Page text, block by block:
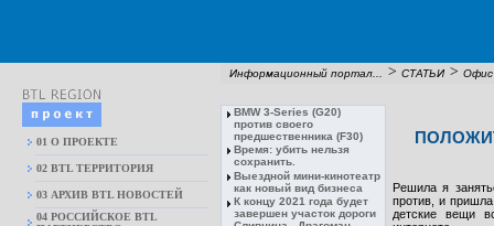
Информационный портал... > СТАТЬИ > Офис
01 О ПРОЕКТЕ
02 BTL ТЕРРИТОРИЯ
03 АРХИВ BTL НОВОСТЕЙ
04 РОССИЙСКОЕ BTL
BMW 3-Series (G20)
против своего
предшественника (F30)
Время: убить нельзя
сохранить.
Выездной мини-кинотеатр
как новый вид бизнеса
К концу 2021 года будет
завершен участок дороги
Решила я
против, и
детские вещи